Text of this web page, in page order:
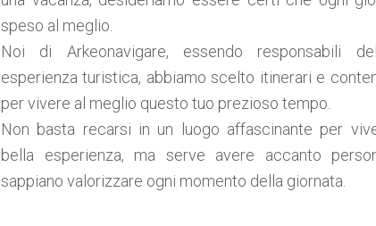
speso al meglio.
Noi di Arkeonavigare, essendo responsabili
esperienza turistica, abbiamo scelto itinerari e
per vivere al meglio questo tuo prezioso tempo.
Non basta recarsi in un luogo affascinante per
bella esperienza, ma serve avere accanto
sappiano valorizzare ogni momento della giornata.